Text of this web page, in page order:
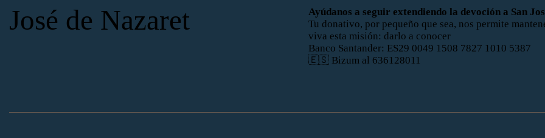
José de Nazaret
Ayúdanos a seguir extendiendo la devoción a San
Tu donativo, por pequeño que sea, nos permite
viva esta misión: darlo a conocer
Banco Santander: ES29 0049 1508 7827 1010 5387
🇪🇸 Bizum al 636128011